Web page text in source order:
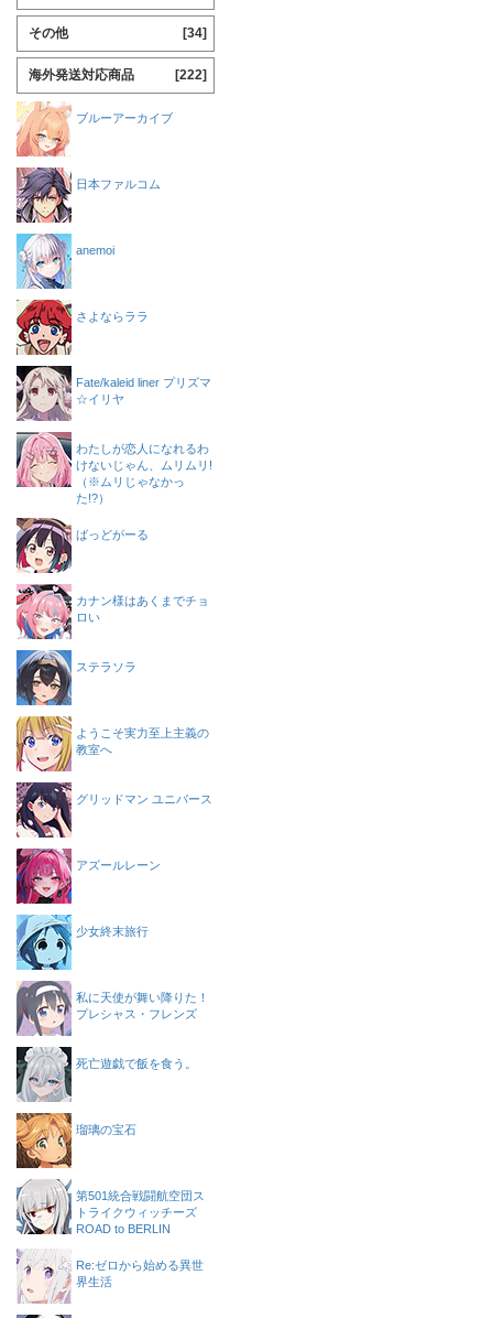
その他 [34]
海外発送対応商品 [222]
ブルーアーカイブ
日本ファルコム
anemoi
さよならララ
Fate/kaleid liner プリズマ
☆イリヤ
わたしが恋人になれるわ
けないじゃん、ムリムリ!
（※ムリじゃなかっ
た!?）
ばっどがーる
カナン様はあくまでチョ
ロい
ステラソラ
ようこそ実力至上主義の
教室へ
グリッドマン ユニバース
アズールレーン
少女終末旅行
私に天使が舞い降りた！
プレシャス・フレンズ
死亡遊戯で飯を食う。
瑠璃の宝石
第501統合戦闘航空団ス
トライクウィッチーズ
ROAD to BERLIN
Re:ゼロから始める異世
界生活